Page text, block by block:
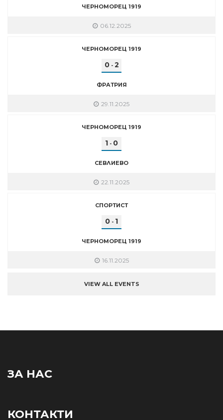
ЧЕРНОМОРЕЦ 1919
06.12.2025
ЧЕРНОМОРЕЦ 1919
0- 2
ФРАТРИЯ
29.11.2025
ЧЕРНОМОРЕЦ 1919
1 - 0
СЕВЛИЕВО
22.11.2025
СПОРТИСТ
0 - 1
ЧЕРНОМОРЕЦ 1919
16.11.2025
VIEW ALL EVENTS
ЗА НАС
КОНТАКТИ